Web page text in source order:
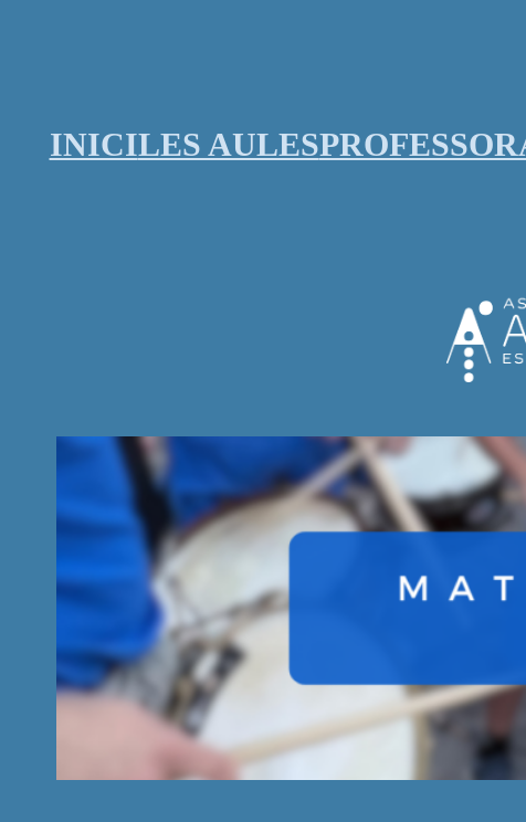
INICILES AULES